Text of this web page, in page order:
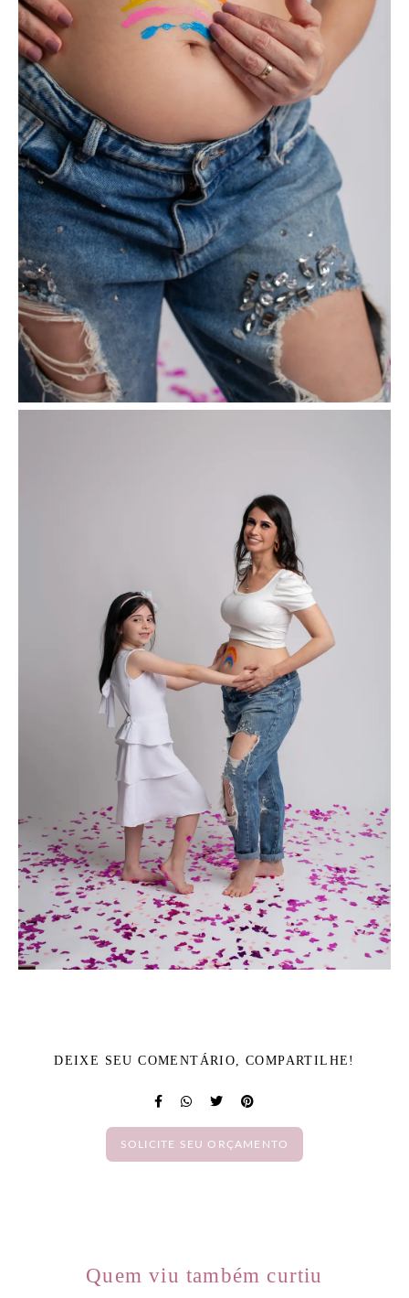
DEIXE SEU COMENTÁRIO, COMPARTILHE!
SOLICITE SEU ORÇAMENTO
Quem viu também curtiu